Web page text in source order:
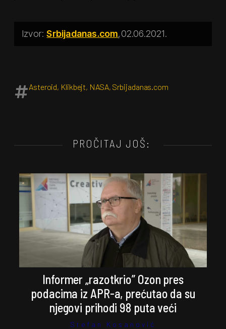
Srbijadanas.com 02.06.2021.
Asteroid, Klikbejt, NASA, Srbijadanas.com
PROČITAJ JOŠ:
Informer „razotkrio” Ozon pres
podacima iz APR-a, prećutao da su
njegovi prihodi 98 puta veći
Stefan Kosanović